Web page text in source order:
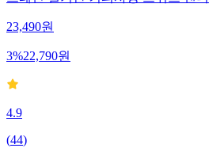
23,490원
3%22,790원
4.9
(44)